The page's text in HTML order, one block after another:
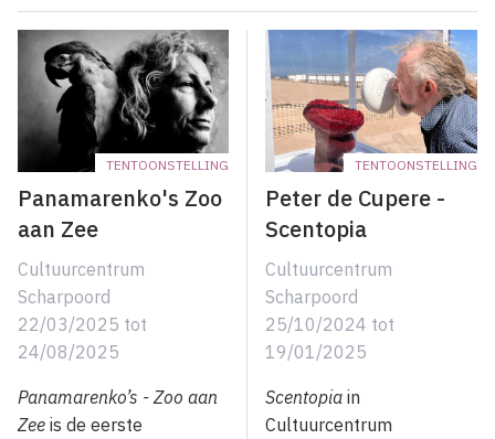
TENTOONSTELLING
Panamarenko's Zoo
aan Zee
Cultuurcentrum
Scharpoord
22/03/2025 tot
24/08/2025
Panamarenko’s - Zoo aan
Zee is de eerste
TENTOONSTELLING
Peter de Cupere -
Scentopia
Cultuurcentrum
Scharpoord
25/10/2024 tot
19/01/2025
Scentopia in
Cultuurcentrum